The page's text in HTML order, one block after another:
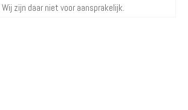
zijn daar niet voor aansprakelijk.